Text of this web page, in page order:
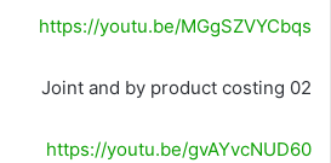
https://youtu.be/MGgSZVYCbqs
Joint and by product costing 02
https://youtu.be/gvAYvcNUD60